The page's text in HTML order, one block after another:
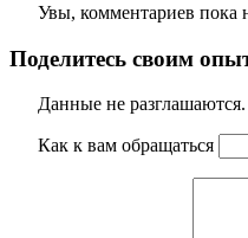
Увы, комментариев пока
Поделитесь своим
Данные не
Как к вам обращаться